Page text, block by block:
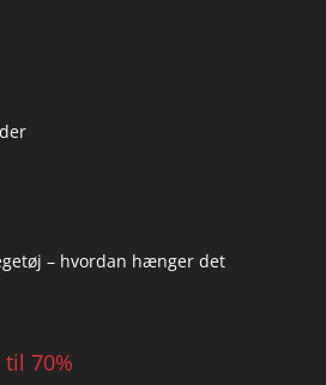
– hvordan hænger det
70%